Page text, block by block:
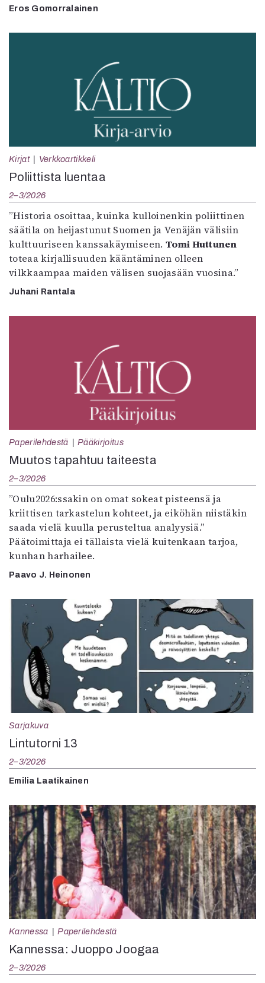
Eros Gomorralainen
Kirjat Verkkoartikkeli
Poliittista luentaa
2–3/2026
”Historia osoittaa, kuinka kulloinenkin poliittinen
säätila on heijastunut Suomen ja Venäjän välisiin
kulttuuriseen kanssakäymiseen. Tomi Huttunen
toteaa kirjallisuuden kääntäminen olleen
vilkkaampaa maiden välisen suojasään vuosina.”
Juhani Rantala
Paperilehdestä Pääkirjoitus
Muutos tapahtuu taiteesta
2–3/2026
”Oulu2026:ssakin on omat sokeat pisteensä ja
kriittisen tarkastelun kohteet, ja eiköhän niistäkin
saada vielä kuulla perusteltua analyysiä.”
Päätoimittaja ei tällaista vielä kuitenkaan tarjoa,
kunhan harhailee.
Paavo J. Heinonen
Sarjakuva
Lintutorni 13
2–3/2026
Emilia Laatikainen
Kannessa Paperilehdestä
Kannessa: Juoppo Joogaa
2–3/2026